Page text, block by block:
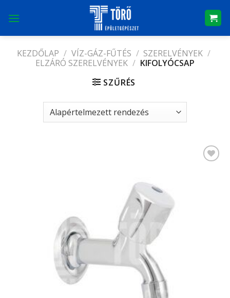
KEZDŐLAP / VÍZ-GÁZ-FŰTÉS / SZERELVÉNYEK /
ELZÁRÓ SZERELVÉNYEK / KIFOLYÓCSAP
SZŰRÉS